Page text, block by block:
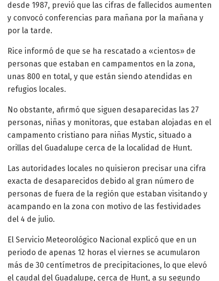
desde 1987, previó que las cifras de fallecidos aumenten
y convocó conferencias para mañana por la mañana y
por la tarde.
Rice informó de que se ha rescatado a «cientos» de
personas que estaban en campamentos en la zona,
unas 800 en total, y que están siendo atendidas en
refugios locales.
No obstante, afirmó que siguen desaparecidas las 27
personas, niñas y monitoras, que estaban alojadas en el
campamento cristiano para niñas Mystic, situado a
orillas del Guadalupe cerca de la localidad de Hunt.
Las autoridades locales no quisieron precisar una cifra
exacta de desaparecidos debido al gran número de
personas de fuera de la región que estaban visitando y
acampando en la zona con motivo de las festividades
del 4 de julio.
El Servicio Meteorológico Nacional explicó que en un
periodo de apenas 12 horas el viernes se acumularon
más de 30 centímetros de precipitaciones, lo que elevó
el caudal del Guadalupe, cerca de Hunt, a su segundo